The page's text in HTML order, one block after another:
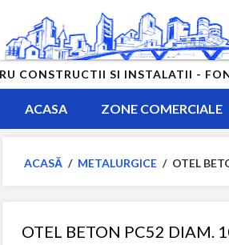
CONSTRUCTII SI INSTALATII -
ACASA ZONE COMERCIALE
ACASĂ / METALURGICE / OTEL
OTEL BETON PC52 DIAM.